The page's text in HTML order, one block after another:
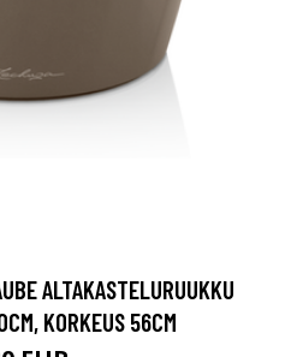
ALTAKASTELURUUKKU
KORKEUS 56CM